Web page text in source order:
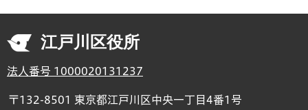
江戸川区役所
法人番号 1000020131237
〒132-8501 東京都江戸川区中央一丁目4番1号